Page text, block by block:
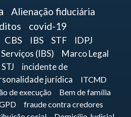
Alienação fiduciária
covid-19
CBS IBS STF
IDPJ
(IBS)
Marco Legal
STJ
incidente de
jurídica
ITCMD
de execução
Bem de família
fraude contra credores